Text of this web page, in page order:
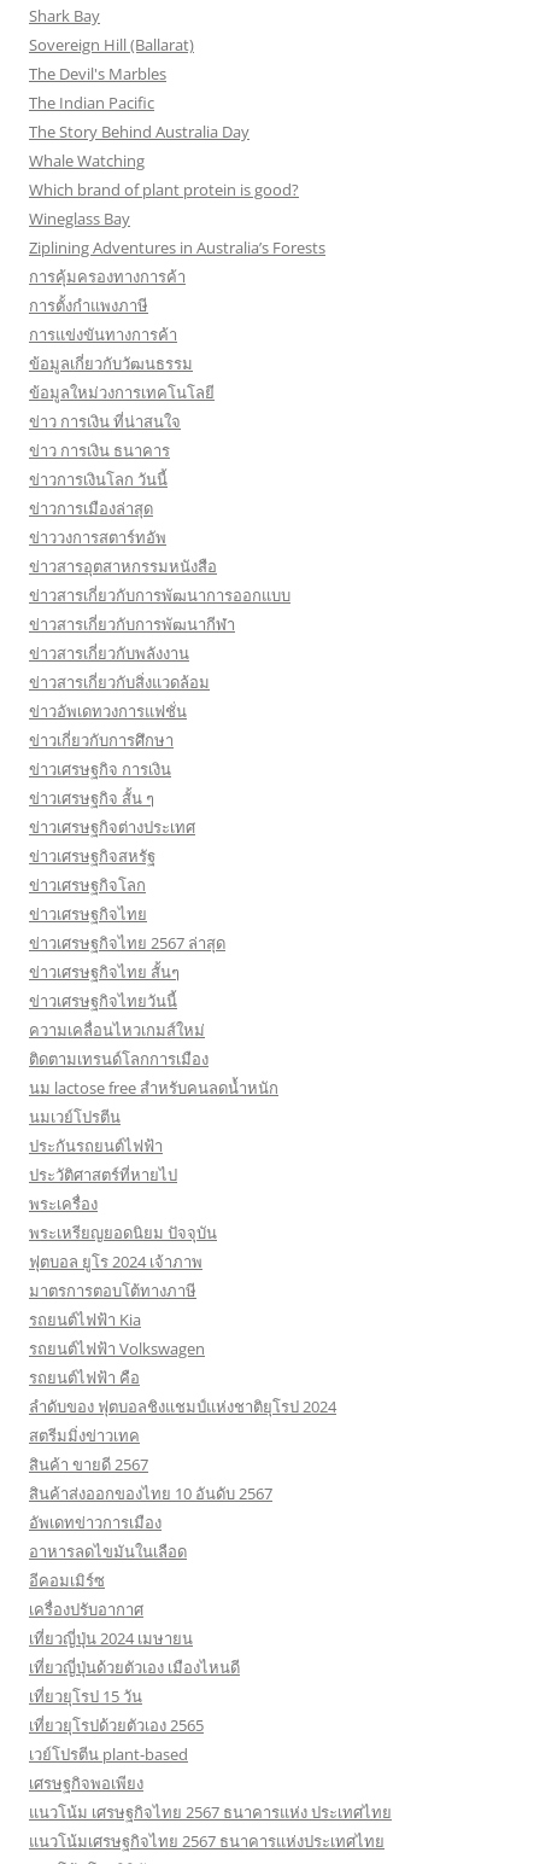
Shark Bay
Sovereign Hill (Ballarat)
The Devil's Marbles
The Indian Pacific
The Story Behind Australia Day
Whale Watching
Which brand of plant protein is good?
Wineglass Bay
Ziplining Adventures in Australia’s Forests
การคุ้มครองทางการค้า
การตั้งกำแพงภาษี
การแข่งขันทางการค้า
ข้อมูลเกี่ยวกับวัฒนธรรม
ข้อมูลใหม่วงการเทคโนโลยี
ข่าว การเงิน ที่น่าสนใจ
ข่าว การเงิน ธนาคาร
ข่าวการเงินโลก วันนี้
ข่าวการเมืองล่าสุด
ข่าววงการสตาร์ทอัพ
ข่าวสารอุตสาหกรรมหนังสือ
ข่าวสารเกี่ยวกับการพัฒนาการออกแบบ
ข่าวสารเกี่ยวกับการพัฒนากีฬา
ข่าวสารเกี่ยวกับพลังงาน
ข่าวสารเกี่ยวกับสิ่งแวดล้อม
ข่าวอัพเดทวงการแฟชั่น
ข่าวเกี่ยวกับการศึกษา
ข่าวเศรษฐกิจ การเงิน
ข่าวเศรษฐกิจ สั้น ๆ
ข่าวเศรษฐกิจต่างประเทศ
ข่าวเศรษฐกิจสหรัฐ
ข่าวเศรษฐกิจโลก
ข่าวเศรษฐกิจไทย
ข่าวเศรษฐกิจไทย 2567 ล่าสุด
ข่าวเศรษฐกิจไทย สั้นๆ
ข่าวเศรษฐกิจไทยวันนี้
ความเคลื่อนไหวเกมส์ใหม่
ติดตามเทรนด์โลกการเมือง
นม lactose free สำหรับคนลดน้ำหนัก
นมเวย์โปรตีน
ประกันรถยนต์ไฟฟ้า
ประวัติศาสตร์ที่หายไป
พระเครื่อง
พระเหรียญยอดนิยม ปัจจุบัน
ฟุตบอล ยูโร 2024 เจ้าภาพ
มาตรการตอบโต้ทางภาษี
รถยนต์ไฟฟ้า Kia
รถยนต์ไฟฟ้า Volkswagen
รถยนต์ไฟฟ้า คือ
ลำดับของ ฟุตบอลชิงแชมป์แห่งชาติยุโรป 2024
สตรีมมิ่งข่าวเทค
สินค้า ขายดี 2567
สินค้าส่งออกของไทย 10 อันดับ 2567
อัพเดทข่าวการเมือง
อาหารลดไขมันในเลือด
อีคอมเมิร์ซ
เครื่องปรับอากาศ
เที่ยวญี่ปุ่น 2024 เมษายน
เที่ยวญี่ปุ่นด้วยตัวเอง เมืองไหนดี
เที่ยวยุโรป 15 วัน
เที่ยวยุโรปด้วยตัวเอง 2565
เวย์โปรตีน plant-based
เศรษฐกิจพอเพียง
แนวโน้ม เศรษฐกิจไทย 2567 ธนาคารแห่ง ประเทศไทย
แนวโน้มเศรษฐกิจไทย 2567 ธนาคารแห่งประเทศไทย